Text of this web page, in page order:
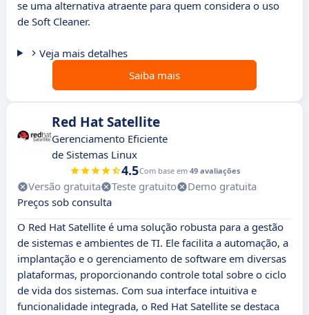
se uma alternativa atraente para quem considera o uso
de Soft Cleaner.
Veja mais detalhes
Saiba mais
Red Hat Satellite
Gerenciamento Eficiente
de Sistemas Linux
4.5Com base em 49 avaliações
Versão gratuita Teste gratuito
Demo gratuita
Preços sob consulta
O Red Hat Satellite é uma solução robusta para a gestão
de sistemas e ambientes de TI. Ele facilita a automação, a
implantação e o gerenciamento de software em diversas
plataformas, proporcionando controle total sobre o ciclo
de vida dos sistemas. Com sua interface intuitiva e
funcionalidade integrada, o Red Hat Satellite se destaca